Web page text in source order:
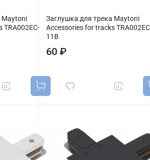
Maytoni
TRA002EC-
Заглушка для трека Maytoni
Accessories for tracks
11B
60 ₽